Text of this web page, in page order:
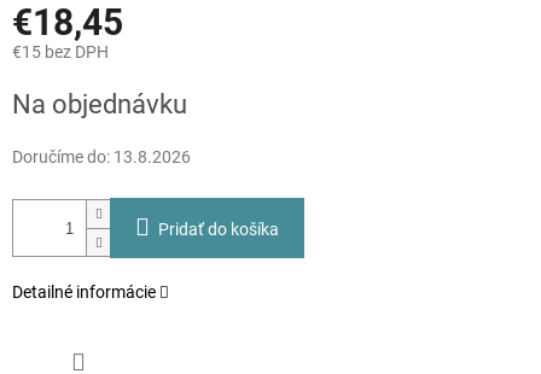
€18,45
€15 bez DPH
cena:
Na objednávku
Doručíme do: 13.8.2026
Pridať do košíka
Detailné informácie